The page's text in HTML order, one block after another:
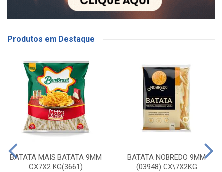
Produtos em Destaque
BATATA MAIS BATATA 9MM
CX7X2 KG(3661)
BATATA NOBREDO 9MM
(03948) CX\7X2KG